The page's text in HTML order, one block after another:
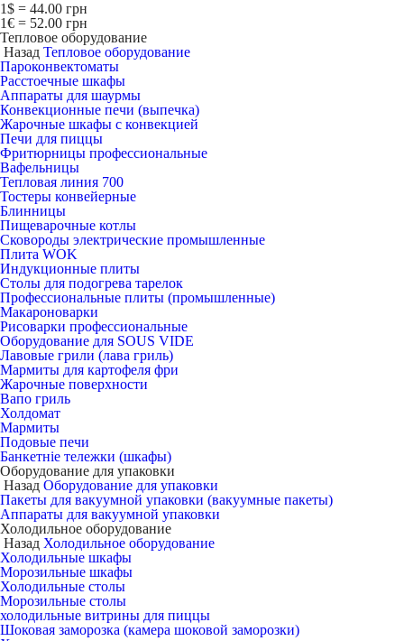
1$ = 44.00 грн
1€ = 52.00 грн
Тепловое оборудование
Назад Тепловое оборудование
Пароконвектоматы
Расcтоечные шкафы
Аппараты для шаурмы
Конвекционные печи (выпечка)
Жарочные шкафы с конвекцией
Печи для пиццы
Фритюрницы профессиональные
Вафельницы
Тепловая линия 700
Тостеры конвейерные
Блинницы
Пищеварочные котлы
Сковороды электрические промышленные
Плита WOK
Индукционные плиты
Столы для подогрева тарелок
Профессиональные плиты (промышленные)
Макароноварки
Рисоварки профессиональные
Оборудование для SOUS VIDE
Лавовые грили (лава гриль)
Мармиты для картофеля фри
Жарочные поверхности
Вапо гриль
Холдомат
Мармиты
Подовые печи
Банкетніе тележки (шкафы)
Оборудование для упаковки
Назад Оборудование для упаковки
Пакеты для вакуумной упаковки (вакуумные пакеты)
Аппараты для вакуумной упаковки
Холодильное оборудование
Назад Холодильное оборудование
Холодильные шкафы
Морозильные шкафы
Холодильные столы
Морозильные столы
холодильные витрины для пиццы
Шоковая заморозка (камера шоковой заморозки)